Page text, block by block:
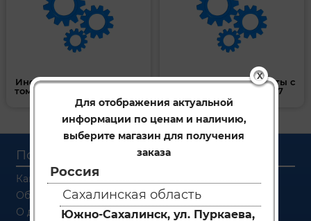
X
Для отображения актуальной
информации по ценам и наличию,
выберите магазин для получения
заказа
Россия
Сахалинская область
Южно-Сахалинск, ул. Пуркаева,
Инструмент для работы с
томозной системой __ 842
Инструмент для работы с
трансмиссией __ 867
Покупателям
Как заказать
Об оплате
О доставке